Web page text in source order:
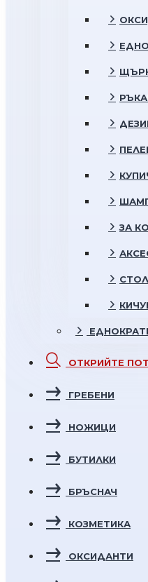
ЗА
ОТКРИЙТЕ
ГРЕБЕНИ
НОЖИЦИ
БУТИЛКИ
БРЪСНАЧ
КОЗМЕТИКА
ОКСИДАНТИ